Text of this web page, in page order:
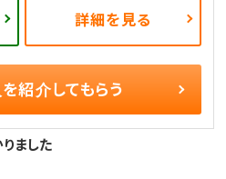
詳細を見る
紹介してもらう
ました